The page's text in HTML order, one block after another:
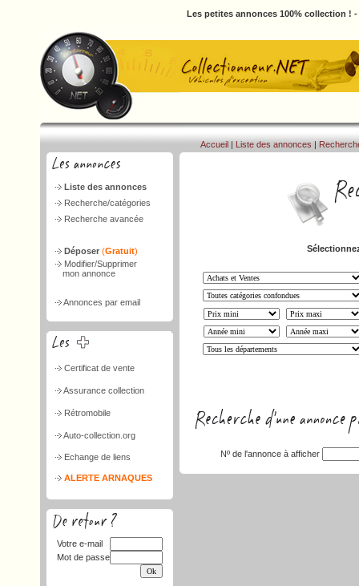
Les petites annonces 100% collection !
Liste des annonces
Recherche/catégories
Recherche avancée
Déposer (Gratuit)
Modifier/Supprimer
mon annonce
Annonces par email
Certificat de vente
Assurance collection
Rétromobile
Auto-collection.org
Echange de liens
ALERTE ARNAQUES
Votre e-mail
Mot de passe
Accueil | Liste des annonces |
Nº de l'annonce à afficher